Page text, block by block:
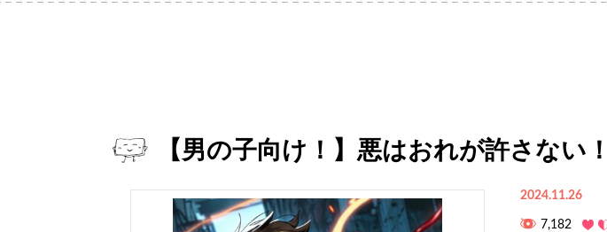
【男の子向け！】悪はおれが許さない
2024.11.26
7,182